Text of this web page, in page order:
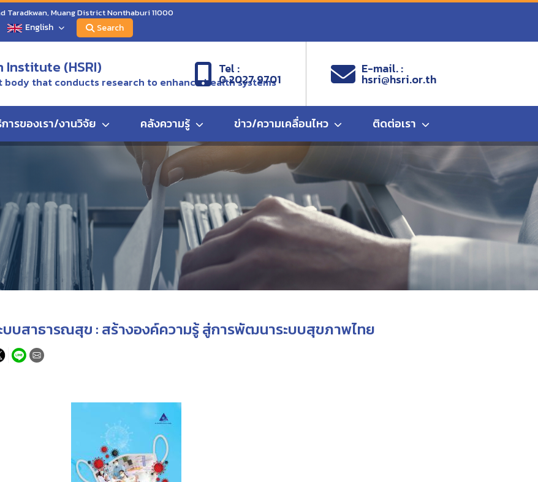
Taradkwan, Muang District Nonthaburi 11000
English Search
Institute (HSRI)
body that conducts research to enhance health systems
Tel :
0 2027 9701
E-mail. :
hsri@hsri.or.th
ารของเรา/งานวิจัย คลังความรู้ ข่าว/ความเคลื่อนไหว ติดต่อเรา
าธารณสุข : สร้างองค์ความรู้ สู่การพัฒนาระบบสุขภาพไทย
บบสาธารณสุข : สร้างองค์ความรู้ สู่การพัฒนาระบบสุขภาพไทย